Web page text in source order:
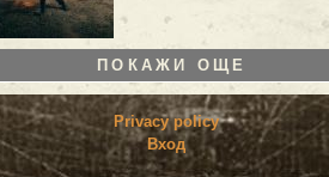
ПОКАЖИ ОЩЕ
Privacy policy
Вход